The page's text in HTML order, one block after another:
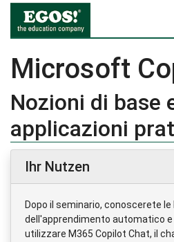
Microsoft
Nozioni di base
applicazioni
Ihr Nutzen
Dopo il seminario, conoscerete le
dell'apprendimento automatico e
utilizzare M365 Copilot Chat, il